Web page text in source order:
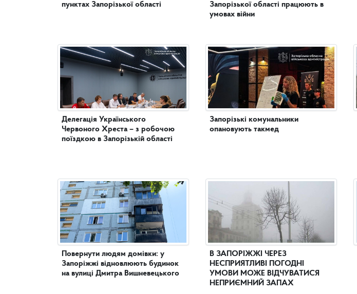
пунктах Запорізької області
Делегація Українського
Червоного Хреста – з робочою
поїздкою в Запорізькій області
Повернути людям домівки: у
Запоріжжі відновлюють будинок
на вулиці Дмитра Вишневецького
Запорізької області працюють в
умовах війни
Запорізькі комунальники
опановують такмед
В ЗАПОРІЖЖІ ЧЕРЕЗ
НЕСПРИЯТЛИВІ ПОГОДНІ
УМОВИ МОЖЕ ВІДЧУВАТИСЯ
НЕПРИЄМНИЙ ЗАПАХ